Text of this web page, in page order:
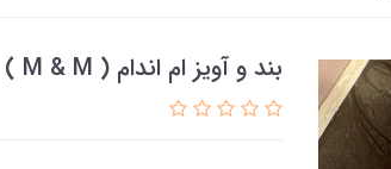
بند و آویز ام اندام ( M & M )